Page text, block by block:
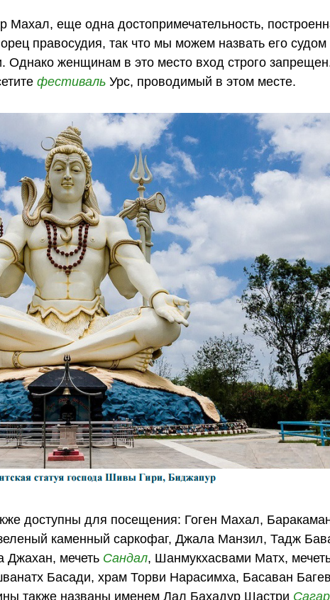
Махал, еще одна достопримечательность,
правосудия, так что мы можем назвать его судом
Однако женщинам в это место вход строго
фестиваль Урс, проводимый в этом месте.
доступны для посещения: Гоген Махал,
каменный саркофаг, Джала Манзил, Тадж
Джахан, мечеть Сандал, Шанмукхасвами Матх,
Басади, храм Торви Нарасимха, Басаван
также названы именем Лал Бахадур Шастри Сагар